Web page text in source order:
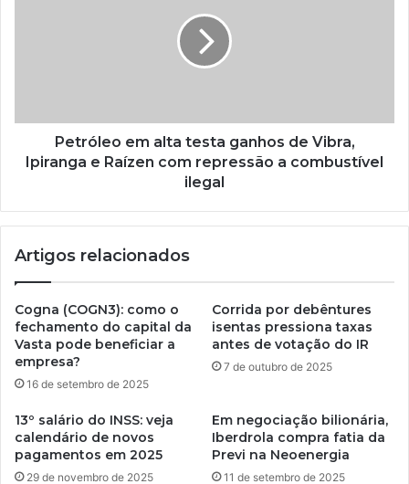
Petróleo em alta testa ganhos de Vibra,
Ipiranga e Raízen com repressão a combustível
ilegal
Artigos relacionados
Cogna (COGN3): como o
fechamento do capital da
Vasta pode beneficiar a
empresa?
16 de setembro de 2025
Corrida por debêntures
isentas pressiona taxas
antes de votação do IR
7 de outubro de 2025
13º salário do INSS: veja
calendário de novos
pagamentos em 2025
29 de novembro de 2025
Em negociação bilionária,
Iberdrola compra fatia da
Previ na Neoenergia
11 de setembro de 2025